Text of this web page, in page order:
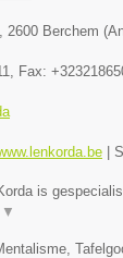
2600 Berchem (
, Fax:
is
▼